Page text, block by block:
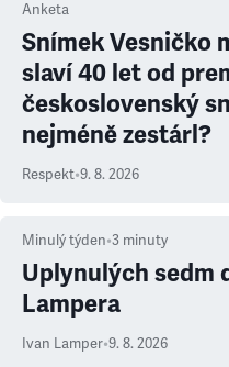
Anketa
Snímek Vesničko
slaví 40 let od
československý
nejméně zestárl?
Respekt•9. 8. 2026
Minulý týden•3 minuty
Uplynulých sedm
Lampera
Ivan Lamper•9. 8. 2026